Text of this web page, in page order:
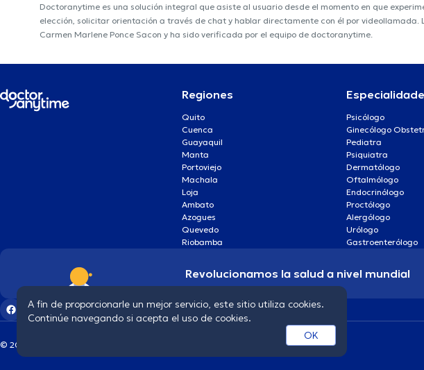
Doctoranytime es una solución integral que asiste al usuario desde el momento en que
elección, solicitar orientación a través de chat y hablar directamente con él por
Carmen Marlene Ponce Sacon y ha sido verificada por el equipo de doctoranytime.
Regiones
Quito
Cuenca
Guayaquil
Manta
Portoviejo
Machala
Loja
Ambato
Azogues
Quevedo
Riobamba
Psicólogo
Ginecólogo
Pediatra
Psiquiatra
Dermatólogo
Oftalmólogo
Endocrinólogo
Proctólogo
Alergólogo
Urólogo
Gastroenterólogo
Revolucionamos la salud a nivel mundial
© 2026 doctoranytime
A fin de proporcionarle un mejor servicio, este sitio utiliza cookies.
Continúe navegando si acepta el uso de cookies.
OK